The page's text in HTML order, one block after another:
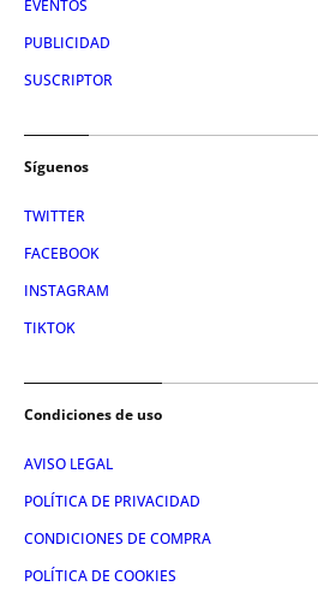
EVENTOS
PUBLICIDAD
SUSCRIPTOR
Síguenos
TWITTER
FACEBOOK
INSTAGRAM
TIKTOK
Condiciones de uso
AVISO LEGAL
POLÍTICA DE PRIVACIDAD
CONDICIONES DE COMPRA
POLÍTICA DE COOKIES